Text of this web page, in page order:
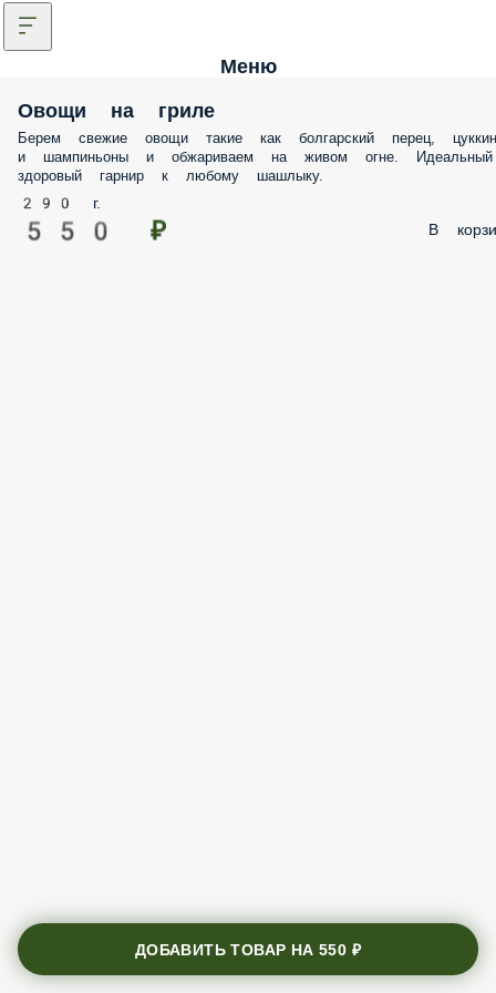
Меню
Овощи на гриле
Берем свежие овощи такие как болгарский перец,
и шампиньоны и обжариваем на живом огне. Идеальный
здоровый гарнир к любому шашлыку.
290 г.
550 ₽ В
ДОБАВИТЬ ТОВАР НА550 ₽